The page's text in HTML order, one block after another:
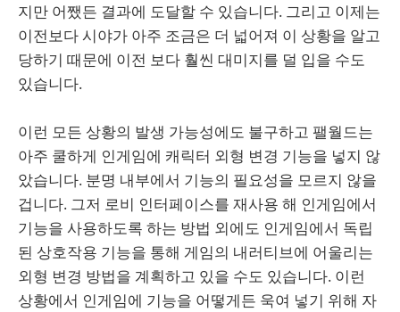
지만 어쨌든 결과에 도달할 수 있습니다. 그리고 이제는
이전보다 시야가 아주 조금은 더 넓어져 이 상황을 알고
당하기 때문에 이전 보다 훨씬 대미지를 덜 입을 수도
있습니다.
이런 모든 상황의 발생 가능성에도 불구하고 팰월드는
아주 쿨하게 인게임에 캐릭터 외형 변경 기능을 넣지 않
았습니다. 분명 내부에서 기능의 필요성을 모르지 않을
겁니다. 그저 로비 인터페이스를 재사용 해 인게임에서
기능을 사용하도록 하는 방법 외에도 인게임에서 독립
된 상호작용 기능을 통해 게임의 내러티브에 어울리는
외형 변경 방법을 계획하고 있을 수도 있습니다. 이런
상황에서 인게임에 기능을 어떻게든 욱여 넣기 위해 자